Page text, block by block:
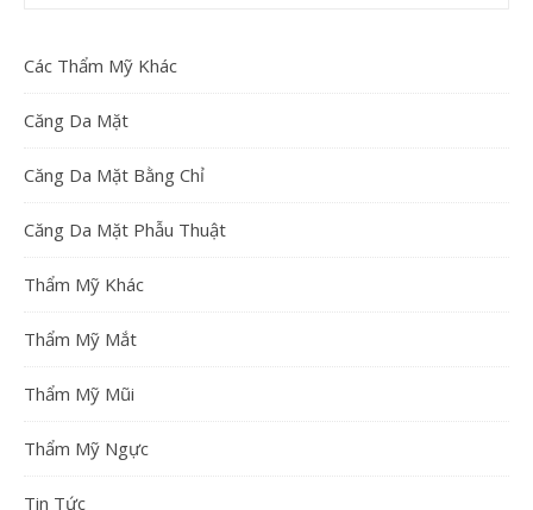
Các Thẩm Mỹ Khác
Căng Da Mặt
Căng Da Mặt Bằng Chỉ
Căng Da Mặt Phẫu Thuật
Thẩm Mỹ Khác
Thẩm Mỹ Mắt
Thẩm Mỹ Mũi
Thẩm Mỹ Ngực
Tin Tức